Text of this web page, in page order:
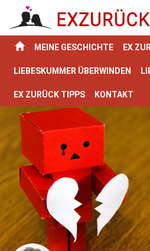
MEINE GESCHICHTE EX
LIEBESKUMMER ÜBERWINDEN
EX ZURÜCK TIPPS KONTAKT